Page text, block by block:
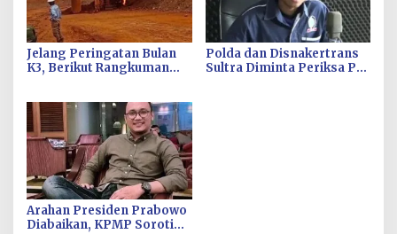
Jelang Peringatan Bulan
K3, Berikut Rangkuman
Desember 2025
Polda dan Disnakertrans
Sultra Diminta Periksa PT
Arahan Presiden Prabowo
Diabaikan, KPMP Soroti